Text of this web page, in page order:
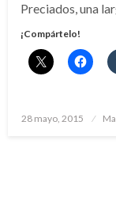
Preciados, una
¡Compártelo!
Publicado
28 mayo, 2015